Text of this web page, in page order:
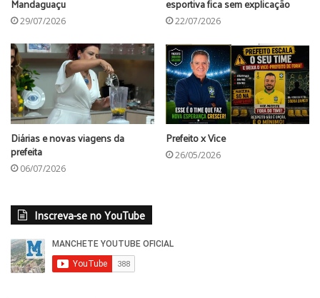
prefeitura de mandaguaçu
Mandaguaçu
29/07/2026
esportiva fica sem explicação
22/07/2026
Diárias e novas viagens da
prefeita
06/07/2026
Prefeito x Vice
26/05/2026
Inscreva-se no YouTube